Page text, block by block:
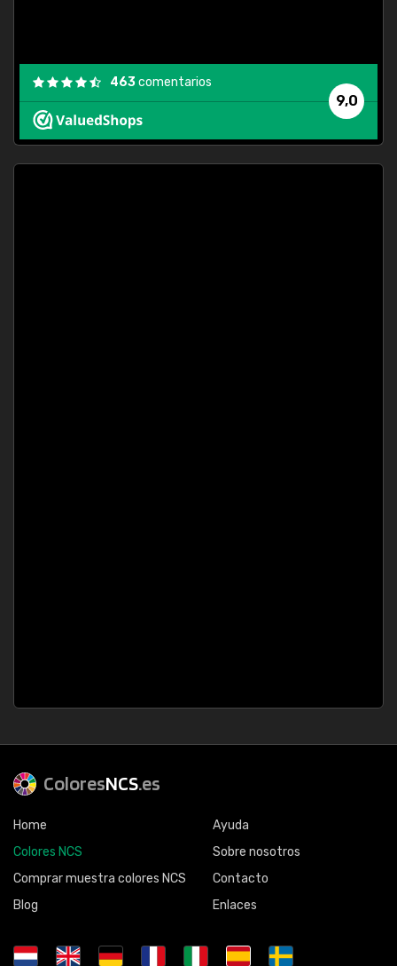
9,0
463comentarios
ColoresNCS.es
Home
Colores NCS
Comprar muestra colores NCS
Blog
Ayuda
Sobre nosotros
Contacto
Enlaces